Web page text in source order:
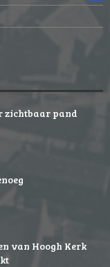
zichtbaar pand
van Hoogh Kerk